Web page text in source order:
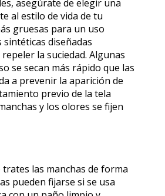
asegúrate de elegir una
al estilo de vida de tu
gruesas para un uso
diseñadas
la suciedad. Algunas
se secan más rápido que las
a prevenir la aparición de
previo de la tela
y los olores se fijen
las manchas de forma
pueden fijarse si se usa